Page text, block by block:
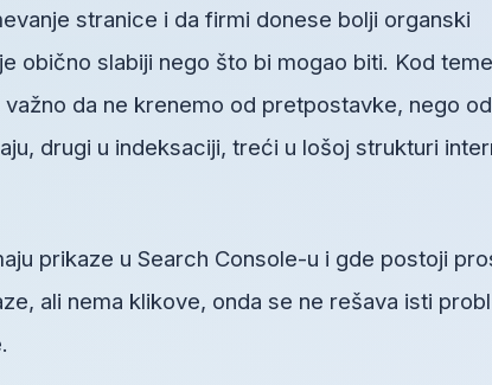
stranice i da firmi donese bolji organski
obično slabiji nego što bi mogao biti. Kod teme
da ne krenemo od pretpostavke, nego od
drugi u indeksaciji, treći u lošoj strukturi
prikaze u Search Console-u i gde postoji
ali nema klikove, onda se ne rešava isti